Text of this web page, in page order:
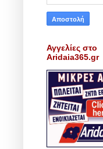
Αγγελίες στο
Aridaia365.gr